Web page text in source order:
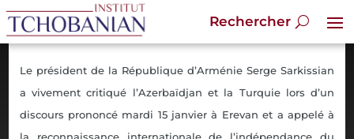
Le président de la République d’Arménie Serge Sarkissian
a vivement critiqué l’Azerbaïdjan et la Turquie lors d’un
discours prononcé mardi 15 janvier à Erevan et a appelé à